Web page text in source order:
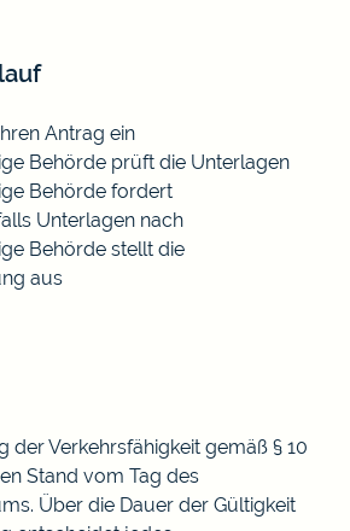
Antrag ein
Behörde prüft die Unterlagen
Behörde fordert
Unterlagen nach
Behörde stellt die
aus
der Verkehrsfähigkeit gemäß § 10
Stand vom Tag des
Über die Dauer der Gültigkeit